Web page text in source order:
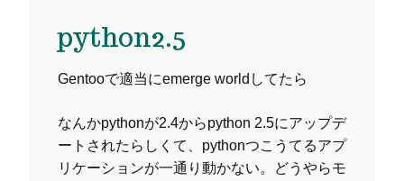
python2.5
Gentooで適当にemerge worldしてたら
なんかpythonが2.4からpython 2.5にアップデ
ートされたらしくて、pythonつこうてるアプ
リケーションが一通り動かない。どうやらモ